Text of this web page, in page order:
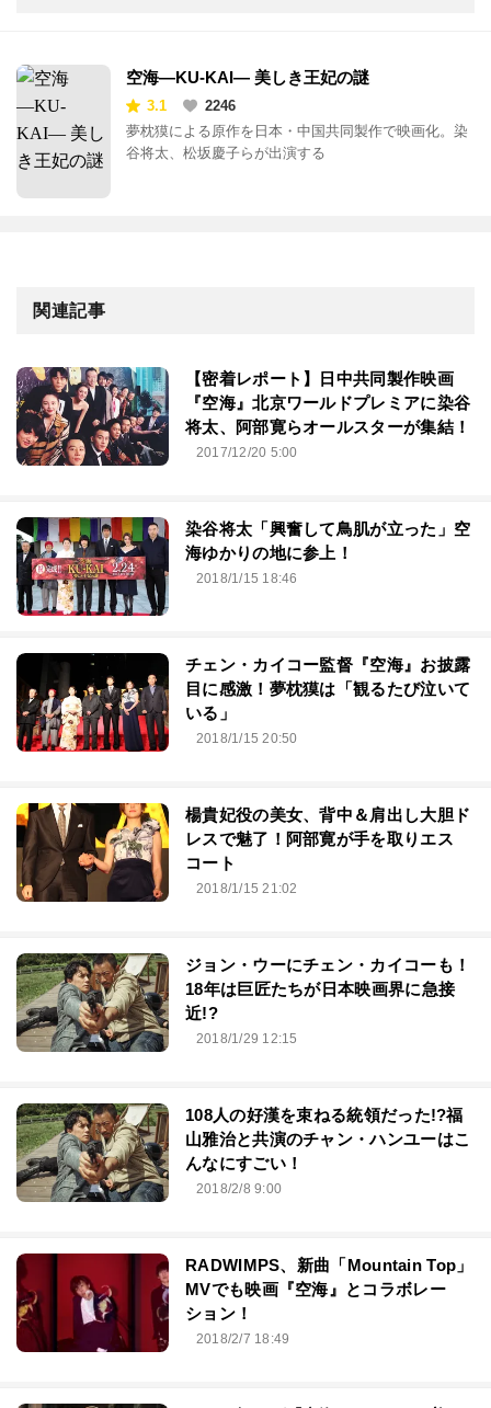
空海―KU-KAI― 美しき王妃の謎
3.1
2246
夢枕獏による原作を日本・中国共同製作で映画化。染
谷将太、松坂慶子らが出演する
関連記事
【密着レポート】日中共同製作映画
『空海』北京ワールドプレミアに染谷
将太、阿部寛らオールスターが集結！
2017/12/20 5:00
染谷将太「興奮して鳥肌が立った」空
海ゆかりの地に参上！
2018/1/15 18:46
チェン・カイコー監督『空海』お披露
目に感激！夢枕獏は「観るたび泣いて
いる」
2018/1/15 20:50
楊貴妃役の美女、背中＆肩出し大胆ド
レスで魅了！阿部寛が手を取りエス
コート
2018/1/15 21:02
ジョン・ウーにチェン・カイコーも！
18年は巨匠たちが日本映画界に急接
近!?
2018/1/29 12:15
108人の好漢を束ねる統領だった!?福
山雅治と共演のチャン・ハンユーはこ
んなにすごい！
2018/2/8 9:00
RADWIMPS、新曲「Mountain Top」
MVでも映画『空海』とコラボレー
ション！
2018/2/7 18:49